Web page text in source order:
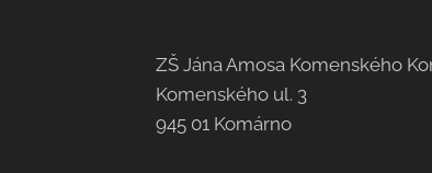
ZŠ Jána Amosa Komenského
Komenského ul. 3
945 01 Komárno